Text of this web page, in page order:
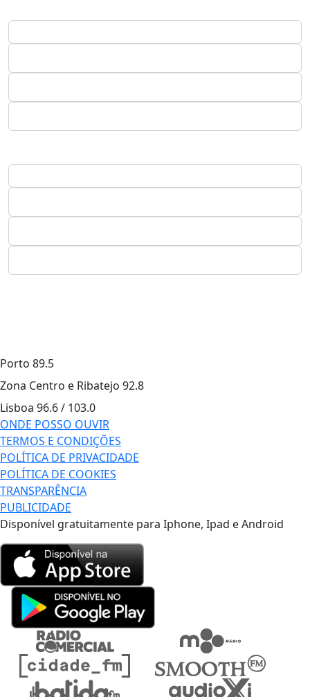
Porto 89.5
Zona Centro e Ribatejo 92.8
Lisboa 96.6 / 103.0
ONDE POSSO OUVIR
TERMOS E CONDIÇÕES
POLÍTICA DE PRIVACIDADE
POLÍTICA DE COOKIES
TRANSPARÊNCIA
PUBLICIDADE
Disponível gratuitamente para Iphone, Ipad e Android